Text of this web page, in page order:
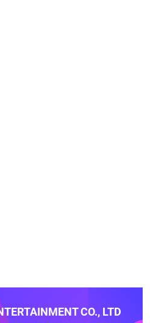
CO., LTD